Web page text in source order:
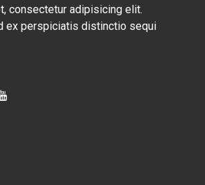
consectetur adipisicing elit.
ex perspiciatis distinctio sequi